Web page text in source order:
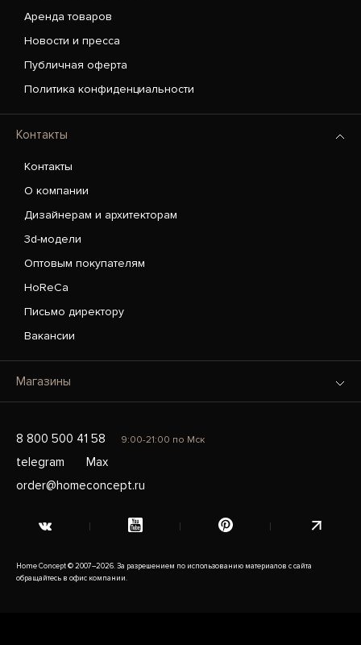
Аренда товаров
Новости и пресса
Публичная оферта
Политика конфиденциальности
Контакты
Контакты
О компании
Дизайнерам и архитекторам
3d-модели
Оптовым покупателям
HoReCa
Письмо директору
Вакансии
Магазины
8 800 500 41 58 9:00-21:00 по Мск
telegram
Max
order@homeconcept.ru
Home Concept © 2007–2026. За разрешением по использованию материалов с сайта
обращайтесь в офис компании.